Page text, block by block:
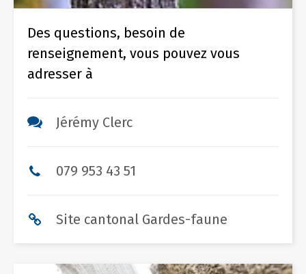
Des questions, besoin de
renseignement, vous pouvez vous
adresser à
Jérémy Clerc
079 953 43 51
Site cantonal Gardes-faune